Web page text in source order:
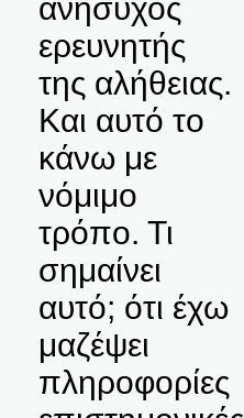
ανήσυχος
ερευνητής
της αλήθειας.
Και αυτό το
κάνω με
νόμιμο
τρόπο. Τι
σημαίνει
αυτό; ότι έχω
μαζέψει
πληροφορίες